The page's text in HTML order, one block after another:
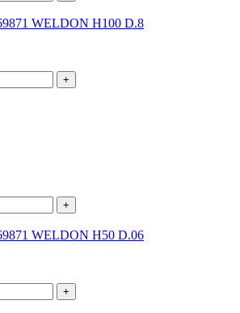
WELDON H100 D.8
+
+
WELDON H50 D.06
+